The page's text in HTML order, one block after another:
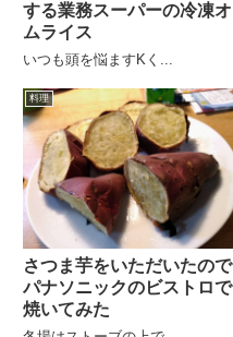
する業務スーパーの冷凍オ
ムライス
いつも頭を悩ますKく...
料理
さつま芋をいただいたので
パナソニックのビストロで
焼いてみた